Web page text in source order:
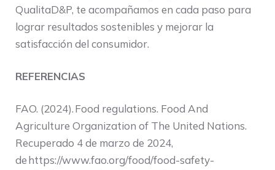
QualitaD&P, te acompañamos en cada paso para
lograr resultados sostenibles y mejorar la
satisfacción del consumidor.
REFERENCIAS
FAO. (2024). Food regulations. Food And
Agriculture Organization of The United Nations.
Recuperado 4 de marzo de 2024,
de https://www.fao.org/food/food-safety-